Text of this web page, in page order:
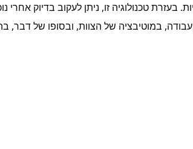
בעזרת טכנולוגיה זו, ניתן לעקוב בדיוק אחרי
במוטיבציה של הצוות, ובסופו של דבר,